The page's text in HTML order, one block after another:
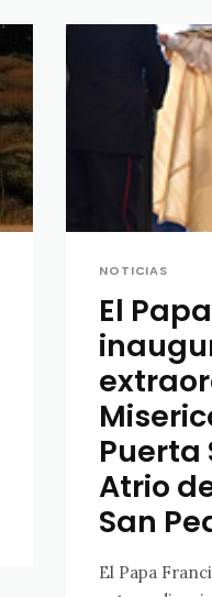
NOTICIAS
El
Puerta
Atrio
San
El Papa